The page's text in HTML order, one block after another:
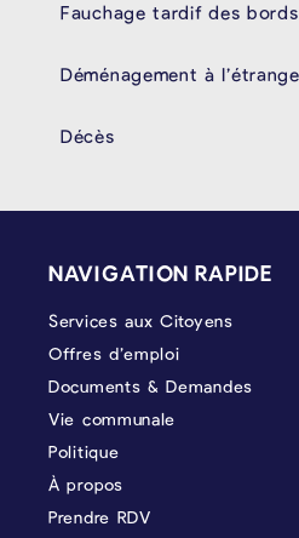
Fauchage tardif des
Déménagement à
Décès
NAVIGATION RAPIDE
Services aux Citoyens
Offres d’emploi
Documents & Demandes
Vie communale
Politique
À propos
Prendre RDV